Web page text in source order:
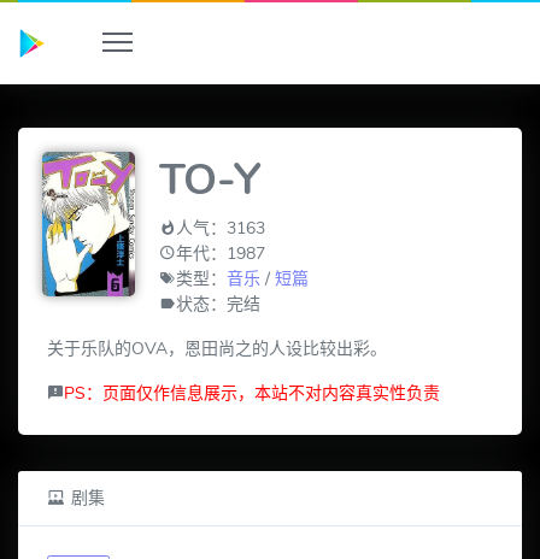
TO-Y
人气：3163
年代：1987
类型： 音乐/ 短篇
状态：完结
关于乐队的OVA，恩田尚之的人设比较出彩。
PS：页面仅作信息展示，本站不对内容真实性负责
剧集